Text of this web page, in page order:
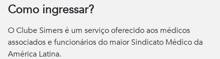
Como ingressar?
O Clube Simers é um serviço oferecido aos médicos
associados e funcionários do maior Sindicato Médico da
América Latina.